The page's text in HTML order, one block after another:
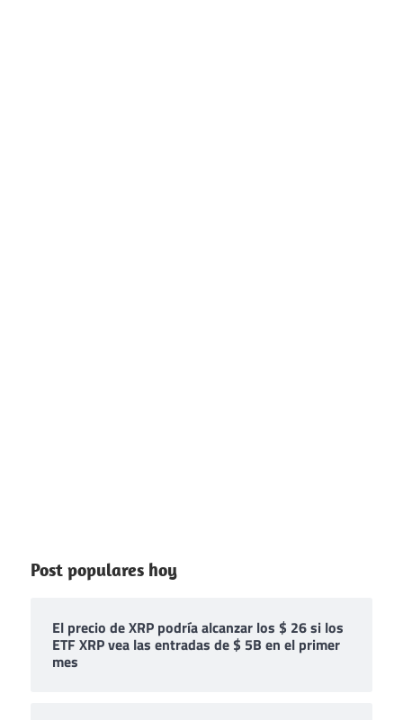
Post populares hoy
El precio de XRP podría alcanzar los $ 26 si los
ETF XRP vea las entradas de $ 5B en el primer
mes